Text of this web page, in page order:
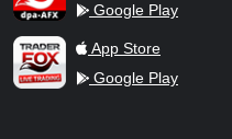
Google Play
TraderFox Live Trading
App Store
Google Play